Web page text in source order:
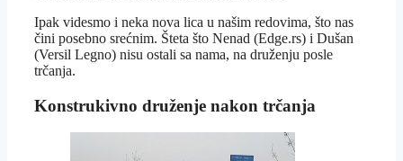
Ipak videsmo i neka nova lica u našim redovima, što nas
čini posebno srećnim. Šteta što Nenad (Edge.rs) i Dušan
(Versil Legno) nisu ostali sa nama, na druženju posle
trčanja.
Konstrukivno druženje nakon trčanja